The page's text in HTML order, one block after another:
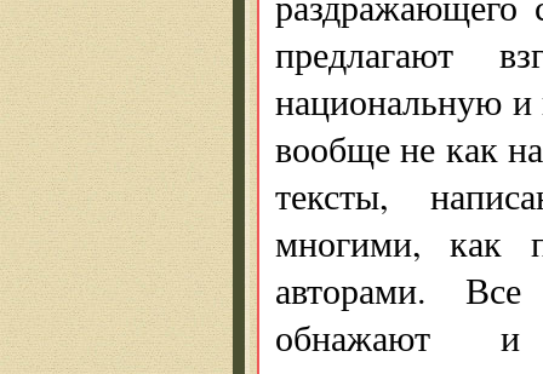
предлагают
национальную и
вообще не как
тексты,
многими, как
авторами.
обнажают и